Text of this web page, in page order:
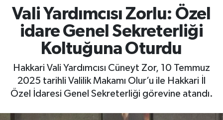
Vali Yardımcısı Zorlu: Özel
idare Genel Sekreterliği
Koltuğuna Oturdu
Hakkari Vali Yardımcısı Cüneyt Zor, 10 Temmuz
2025 tarihli Valilik Makamı Olur’u ile Hakkari İl
Özel İdaresi Genel Sekreterliği görevine atandı.
ÇOCUK
DOĞA
DÜNYA
EĞİTİM
Hakkari Namaz Vakitleri
Hakkâri Trafik Yoğunluk Haritası
Süper Lig Puan Durumu ve Fikstür
Tüm Manşetler